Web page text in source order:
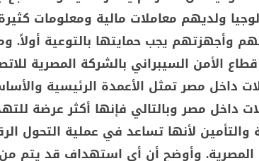
ولديهم معاملات مالية ومعلومات
وأجهزتهم يجب حمايتها بالتوعية أولاً.
الأمن السيبراني بالشركة المصرية
داخل مصر تمثل الأعمدة الرئيسية
داخل مصر وبالتالي فإنها أكثر عرضة
والتأمين لأنها تساعد في عملية التحول
المصرية. وأوضح أن أي استهداف قد يتم